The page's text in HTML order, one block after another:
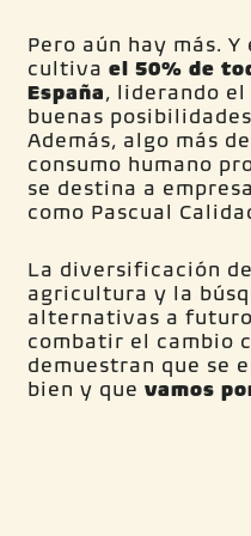
Pero aún hay más. Y
cultivael 50% de
España, liderando
buenas
Además, algo más
consumo humano
se destina a
como Pascual
La diversificación
agricultura y la
alternativas a
combatir el cambio
demuestran que se
bien y quevamos